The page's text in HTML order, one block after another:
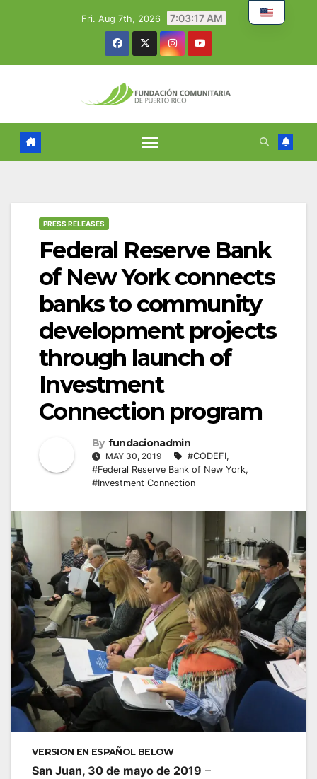
Fri. Aug 7th, 2026 7:03:18 AM
PRESS RELEASES
Federal Reserve Bank
of New York connects
banks to community
development projects
through launch of
Investment
Connection program
By fundacionadmin
MAY 30, 2019 #CODEFI,
#Federal Reserve Bank of New York,
#Investment Connection
VERSION EN ESPAÑOL BELOW
San Juan, 30 de mayo de 2019 –